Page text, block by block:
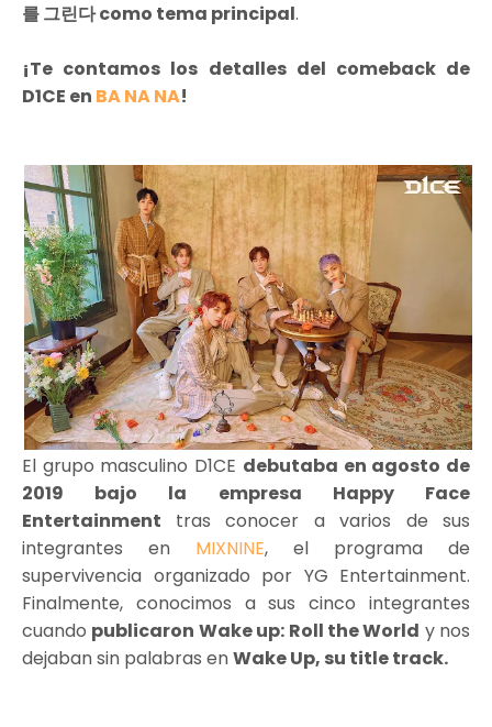
를 그린다 como tema principal.
¡Te contamos los detalles del comeback de
D1CE en BA NA NA!
El grupo masculino D1CE debutaba en agosto de
2019 bajo la empresa Happy Face
Entertainment tras conocer a varios de sus
integrantes en MIXNINE, el programa de
supervivencia organizado por YG Entertainment.
Finalmente, conocimos a sus cinco integrantes
cuando publicaron Wake up: Roll the World y nos
dejaban sin palabras enWake Up, su title track.